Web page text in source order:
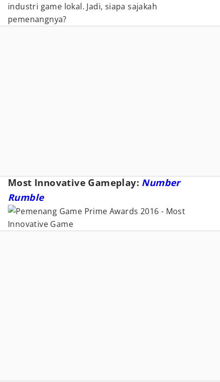
industri game lokal. Jadi, siapa sajakah
pemenangnya?
Most Innovative Gameplay: Number
Rumble